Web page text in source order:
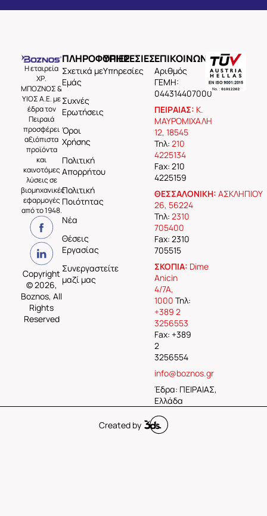
Η εταιρεία
ΧΡ.
ΜΠΟΖΝΟΣ &
ΥΙΟΣ Α.Ε. με
έδρα τον
Πειραιά
προσφέρει
αξιόπιστα
προϊόντα
και
καινοτόμες
λύσεις σε
βιομηχανικές
εφαρμογές
από το 1948.
Copyright
© 2026,
Boznos, All
Rights
Reserved
ΠΛΗΡΟΦΟΡΙΕΣ
Σχετικά με
Εμάς
Συχνές
Ερωτήσεις
Όροι
Χρήσης
Πολιτική
Απορρήτου
Πολιτική
Ποιότητας
Νέα
Θέσεις
Εργασίας
Συνεργαστείτε
μαζί μας
ΥΠΗΡΕΣΙΕΣ
Υπηρεσίες
ΕΠΙΚΟΙΝΩΝΙΑ
Aριθμός
ΓΕΜΗ:
044314407000
ΠΕΙΡΑΙΑΣ: Κ.
ΜΑΥΡΟΜΙΧΑΛΗ
12, 18545
Τηλ: 210
4225134
Fax: 210
4225159
ΘΕΣΣΑΛΟΝΙΚΗ: ΑΣΚΛΗΠΙΟΥ
26, 56224
Τηλ: 2310
705400
Fax: 2310
705515
ΣΚΟΠΙΑ: Dime
Anicin
4/7A,
1000 Τηλ:
+389 2
3256553
Fax: +389
2
3256554
info@boznos.gr
Έδρα: ΠΕΙΡΑΙΑΣ,
Ελλάδα
Created by